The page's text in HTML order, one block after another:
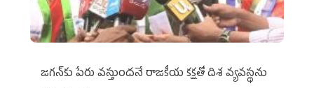
జగన్‌కు పేరు వస్తుందనే రాజకీయ కక్షతో దిశ వ్య‌వ‌స్థ‌ను